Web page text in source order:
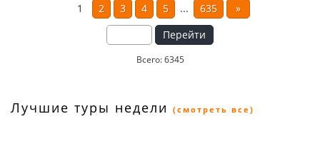
1 2 3 4 5 ... 635
»
Перейти
Всего: 6345
Лучшие туры недели (смотреть все)